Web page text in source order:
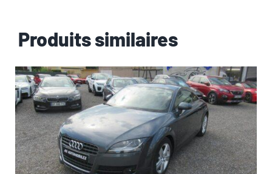
Produits similaires